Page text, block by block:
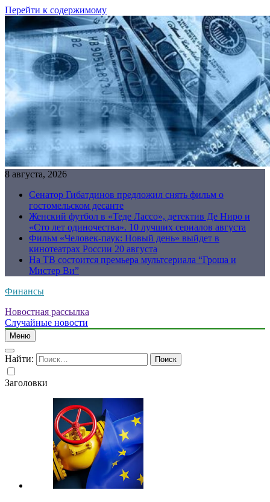
Перейти к содержимому
8 августа, 2026
Сенатор Гибатдинов предложил снять фильм о
гостомельском десанте
Женский футбол в «Теде Лассо», детектив Де Ниро и
«Сто лет одиночества». 10 лучших сериалов августа
Фильм «Человек-паук: Новый день» выйдет в
кинотеатрах России 20 августа
На ТВ состоится премьера мультсериала “Гроша и
Мистер Ви”
Финансы
Новостная рассылка
Случайные новости
Меню
Найти:
Заголовки